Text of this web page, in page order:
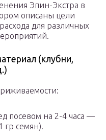
Эпин-Экстра в
описаны цели
для различных
(клубни,
посевом на 2-4 часа —
гр семян).